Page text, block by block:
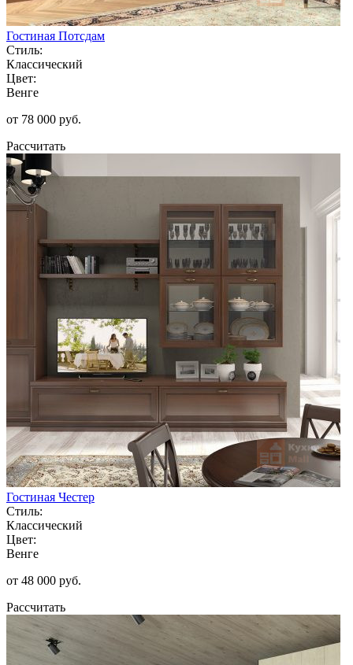
Гостиная Потсдам
Стиль:
Классический
Цвет:
Венге
от 78 000 руб.
Рассчитать
Гостиная Честер
Стиль:
Классический
Цвет:
Венге
от 48 000 руб.
Рассчитать